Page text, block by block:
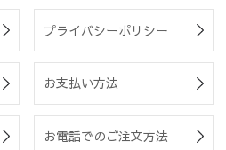
プライバシーポリシー
お支払い方法
お電話でのご注文方法